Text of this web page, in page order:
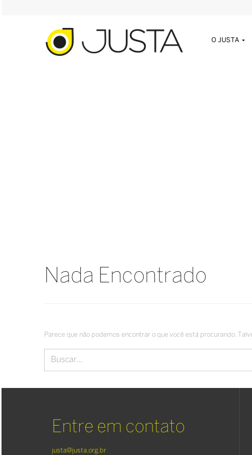
O JUSTA
Nada Encontrado
Parece que não podemos encontrar o que você está procurando.
Entre em contato
justa@justa.org.br